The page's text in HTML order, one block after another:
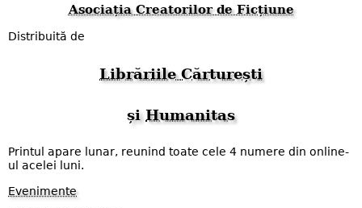
Asociația Creatorilor de Ficțiune
Distribuită de
Librăriile Cărturești
șiHumanitas
Printul apare lunar, reunind toate cele 4 numere din online-
ul acelei luni.
Evenimente